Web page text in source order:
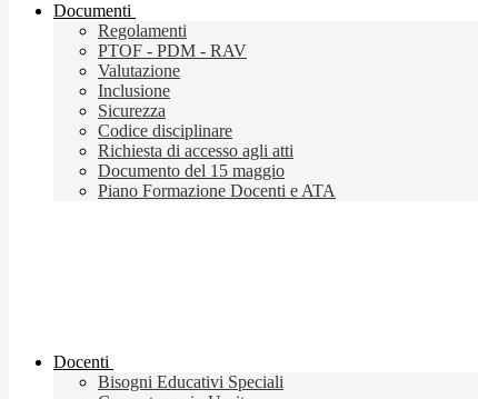
Documenti
Regolamenti
PTOF - PDM - RAV
Valutazione
Inclusione
Sicurezza
Codice disciplinare
Richiesta di accesso agli atti
Documento del 15 maggio
Piano Formazione Docenti e ATA
Docenti
Bisogni Educativi Speciali